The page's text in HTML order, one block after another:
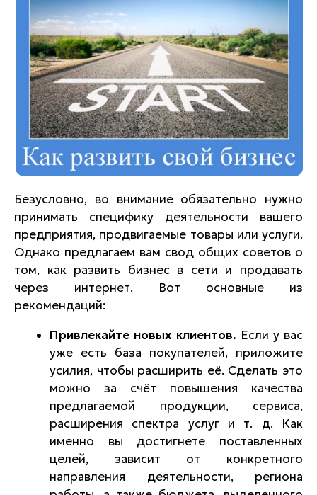
Безусловно, во внимание обязательно нужно
принимать специфику деятельности вашего
предприятия, продвигаемые товары или услуги.
Однако предлагаем вам свод общих советов о
том, как развить бизнес в сети и продавать
через интернет. Вот основные из
рекомендаций:
Привлекайте новых клиентов. Если у вас
уже есть база покупателей, приложите
усилия, чтобы расширить её. Сделать это
можно за счёт повышения качества
предлагаемой продукции, сервиса,
расширения спектра услуг и т. д. Как
именно вы достигнете поставленных
целей, зависит от конкретного
направления деятельности, региона